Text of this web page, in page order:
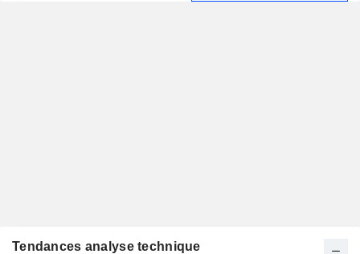
Tendances analyse technique